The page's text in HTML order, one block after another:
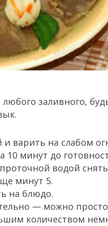
заливного,
варить на слабом
10 минут до
водой
минут 5.
на блюдо.
— можно
количеством